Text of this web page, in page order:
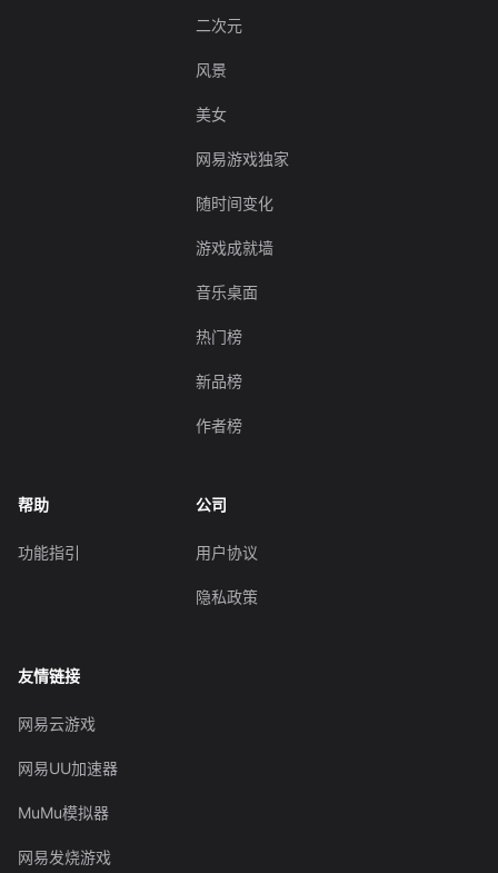
二次元
风景
美女
网易游戏独家
随时间变化
游戏成就墙
音乐桌面
热门榜
新品榜
作者榜
帮助
功能指引
公司
用户协议
隐私政策
友情链接
网易云游戏
网易UU加速器
MuMu模拟器
网易发烧游戏